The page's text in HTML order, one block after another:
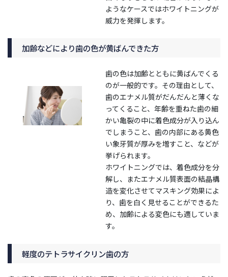
ようなケースではホワイトニングが
威力を発揮します。
加齢などにより歯の色が黄ばんできた方
歯の色は加齢とともに黄ばんでくる
のが一般的です。その理由として、
歯のエナメル質がだんだんと薄くな
ってくること、年齢を重ねた歯の細
かい亀裂の中に着色成分が入り込ん
でしまうこと、歯の内部にある黄色
い象牙質が厚みを増すこと、などが
挙げられます。
ホワイトニングでは、着色成分を分
解し、またエナメル質表面の結晶構
造を変化させてマスキング効果によ
り、歯を白く見せることができるた
め、加齢による変色にも適していま
す。
軽度のテトラサイクリン歯の方